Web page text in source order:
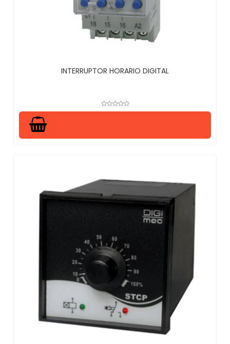
INTERRUPTOR HORARIO DIGITAL